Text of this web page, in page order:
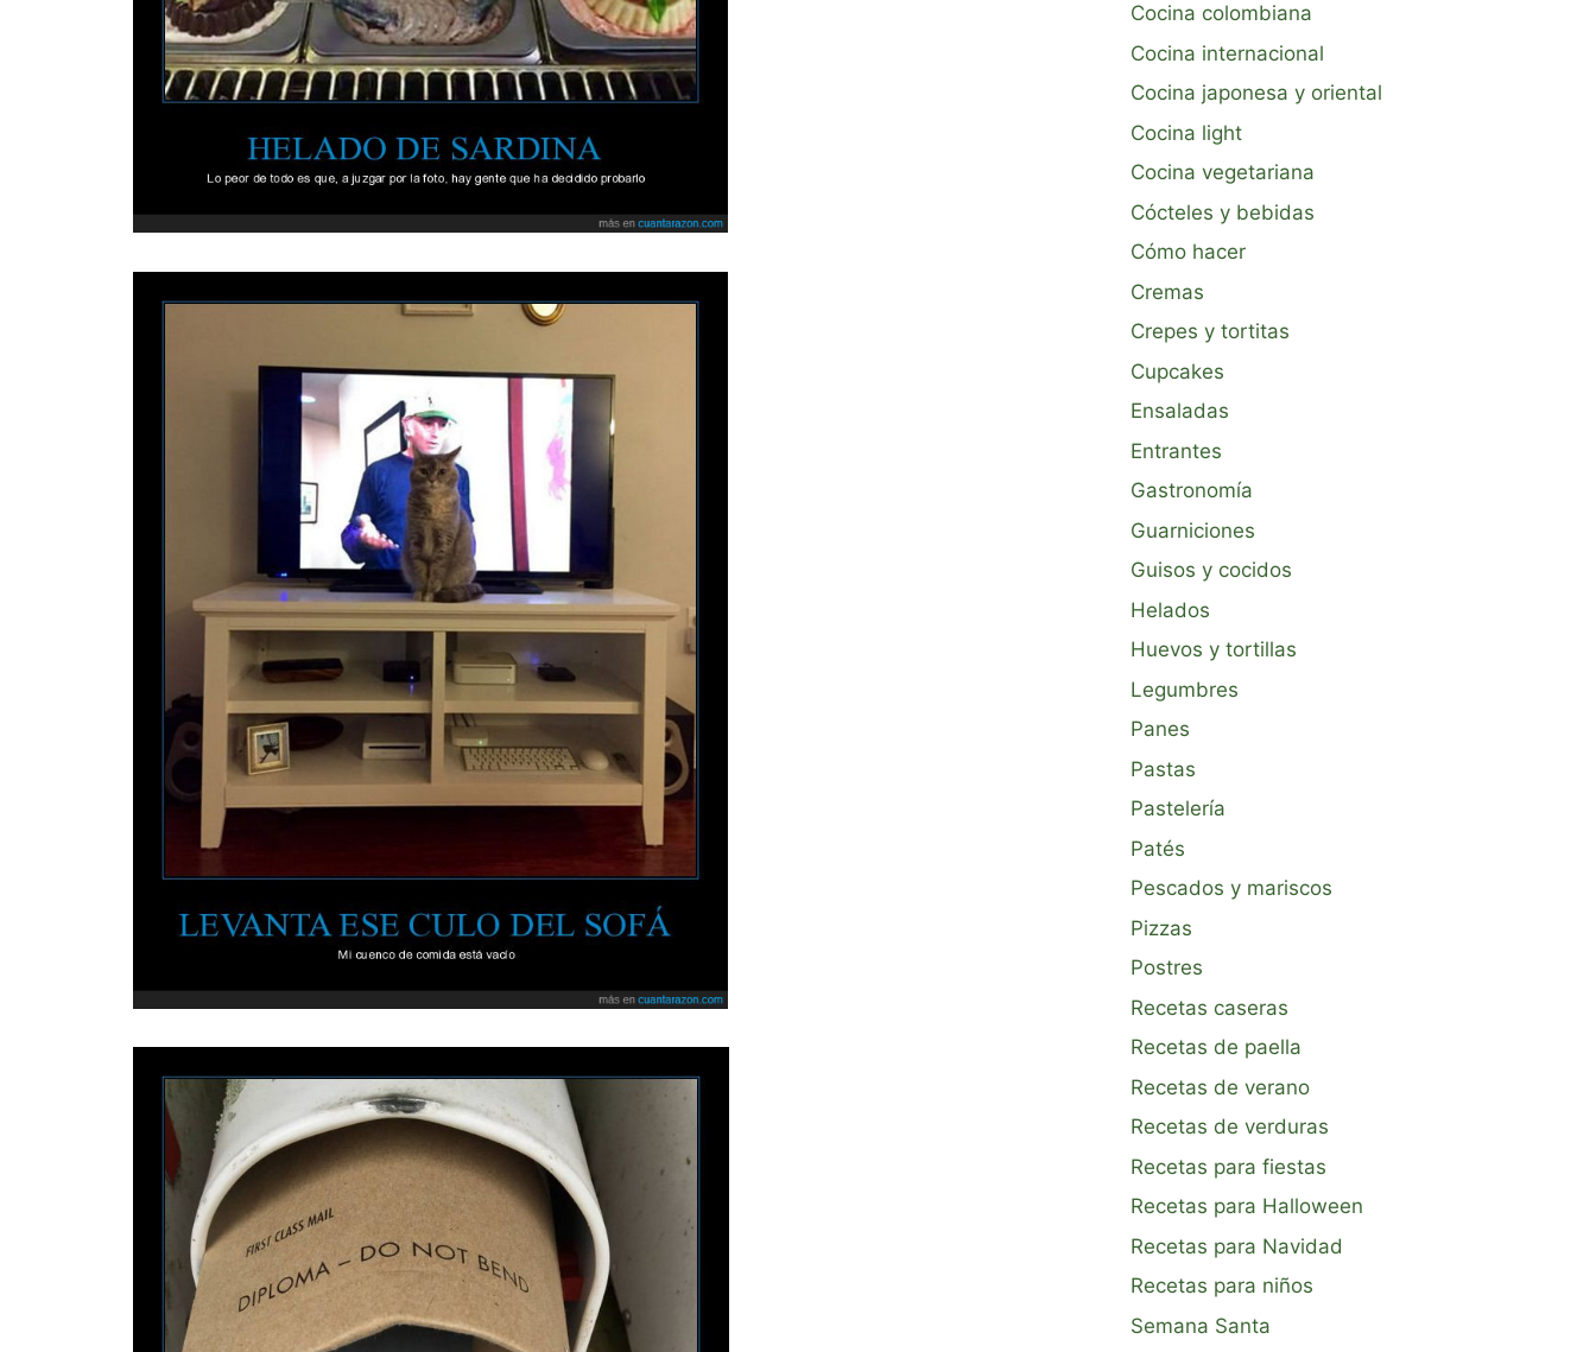
Cocina colombiana
Cocina internacional
Cocina japonesa y oriental
Cocina light
Cocina vegetariana
Cócteles y bebidas
Cómo hacer
Cremas
Crepes y tortitas
Cupcakes
Ensaladas
Entrantes
Gastronomía
Guarniciones
Guisos y cocidos
Helados
Huevos y tortillas
Legumbres
Panes
Pastas
Pastelería
Patés
Pescados y mariscos
Pizzas
Postres
Recetas caseras
Recetas de paella
Recetas de verano
Recetas de verduras
Recetas para fiestas
Recetas para Halloween
Recetas para Navidad
Recetas para niños
Semana Santa